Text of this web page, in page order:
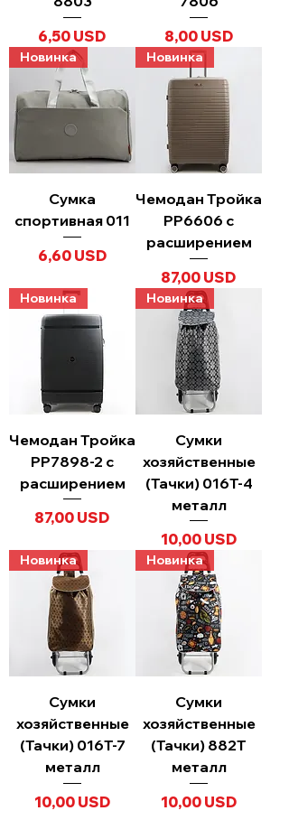
Ціна
6,50 USD
Ціна
8,00 USD
Новинка
Сумка
спортивная 011
Ціна
6,60 USD
Новинка
Чемодан Тройка
PP6606 с
расширением
Ціна
87,00 USD
Новинка
Чемодан Тройка
PP7898-2 с
расширением
Ціна
87,00 USD
Новинка
Сумки
хозяйственные
(Тачки) 016T-4
металл
Ціна
10,00 USD
Новинка
Сумки
хозяйственные
(Тачки) 016T-7
металл
Ціна
10,00 USD
Новинка
Сумки
хозяйственные
(Тачки) 882T
металл
Ціна
10,00 USD